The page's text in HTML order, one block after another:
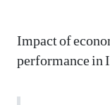
Impact of
performance in